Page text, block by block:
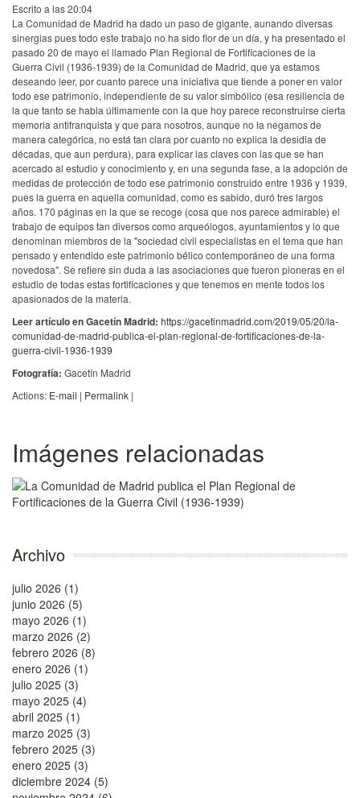
Escrito a las 20:04
La Comunidad de Madrid ha dado un paso de gigante, aunando diversas
sinergias pues todo este trabajo no ha sido flor de un día, y ha presentado el
pasado 20 de mayo el llamado Plan Regional de Fortificaciones de la
Guerra Civil (1936-1939) de la Comunidad de Madrid, que ya estamos
deseando leer, por cuanto parece una iniciativa que tiende a poner en valor
todo ese patrimonio, independiente de su valor simbólico (esa resiliencia de
la que tanto se habla últimamente con la que hoy parece reconstruirse cierta
memoria antifranquista y que para nosotros, aunque no la negamos de
manera categórica, no está tan clara por cuanto no explica la desidia de
décadas, que aun perdura), para explicar las claves con las que se han
acercado al estudio y conocimiento y, en una segunda fase, a la adopción de
medidas de protección de todo ese patrimonio construido entre 1936 y 1939,
pues la guerra en aquella comunidad, como es sabido, duró tres largos
años. 170 páginas en la que se recoge (cosa que nos parece admirable) el
trabajo de equipos tan diversos como arqueólogos, ayuntamientos y lo que
denominan miembros de la "sociedad civil especialistas en el tema que han
pensado y entendido este patrimonio bélico contemporáneo de una forma
novedosa". Se refiere sin duda a las asociaciones que fueron pioneras en el
estudio de todas estas fortificaciones y que tenemos en mente todos los
apasionados de la materia.
Leer artículo en Gacetín Madrid: https://gacetinmadrid.com/2019/05/20/la-
comunidad-de-madrid-publica-el-plan-regional-de-fortificaciones-de-la-
guerra-civil-1936-1939
Fotografía: Gacetín Madrid
Actions: E-mail | Permalink |
Imágenes relacionadas
Archivo
julio 2026 (1)
junio 2026 (5)
mayo 2026 (1)
marzo 2026 (2)
febrero 2026 (8)
enero 2026 (1)
julio 2025 (3)
mayo 2025 (4)
abril 2025 (1)
marzo 2025 (3)
febrero 2025 (3)
enero 2025 (3)
diciembre 2024 (5)